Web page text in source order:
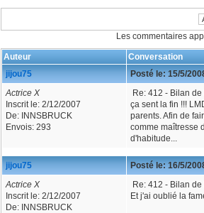
Les commentaires
Auteur
Conversation
jijou75
Posté le: 15/5/
Actrice X
Inscrit le: 2/12/2007
De: INNSBRUCK
Envois: 293
Re: 412 - Bilan
ça sent la fin !!!
parents. Afin de
comme maîtresse
d'habitude...
jijou75 Posté le: 16/5/
Actrice X
Inscrit le: 2/12/2007
De: INNSBRUCK
Re: 412 - Bilan
Et j'ai oublié la